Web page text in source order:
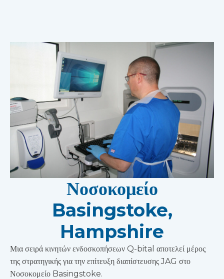
Νοσοκομείο
Basingstoke,
Hampshire
Μια σειρά κινητών ενδοσκοπήσεων Q-bital αποτελεί μέρος
της στρατηγικής για την επίτευξη διαπίστευσης JAG στο
Νοσοκομείο Basingstoke.